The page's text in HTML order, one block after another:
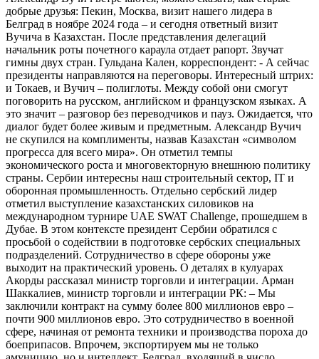
добрые друзья: Пекин, Москва, визит нашего лидера в
Белград в ноябре 2024 года – и сегодня ответный визит
Вучича в Казахстан. После представления делегаций
начальник роты почетного караула отдает рапорт. Звучат
гимны двух стран. Гульдана Кален, корреспондент: - А сейчас
президенты направляются на переговоры. Интересный штрих:
и Токаев, и Вучич – полиглоты. Между собой они смогут
поговорить на русском, английском и французском языках. А
это значит – разговор без переводчиков и пауз. Ожидается, что
диалог будет более живым и предметным. Александр Вучич
не скупился на комплименты, назвав Казахстан «символом
прогресса для всего мира». Он отметил темпы
экономического роста и многовекторную внешнюю политику
страны. Сербии интересны наш строительный сектор, IT и
оборонная промышленность. Отдельно сербский лидер
отметил выступление казахстанских силовиков на
международном турнире UAE SWAT Challenge, прошедшем в
Дубае. В этом контексте президент Сербии обратился с
просьбой о содействии в подготовке сербских специальных
подразделений. Сотрудничество в сфере обороны уже
выходит на практический уровень. О деталях в кулуарах
Акорды рассказал министр торговли и интеграции. Арман
Шаккалиев, министр торговли и интеграции РК: – Мы
заключили контракт на сумму более 800 миллионов евро –
почти 900 миллионов евро. Это сотрудничество в военной
сфере, начиная от ремонта техники и производства пороха до
боеприпасов. Впрочем, экспортируем мы не только